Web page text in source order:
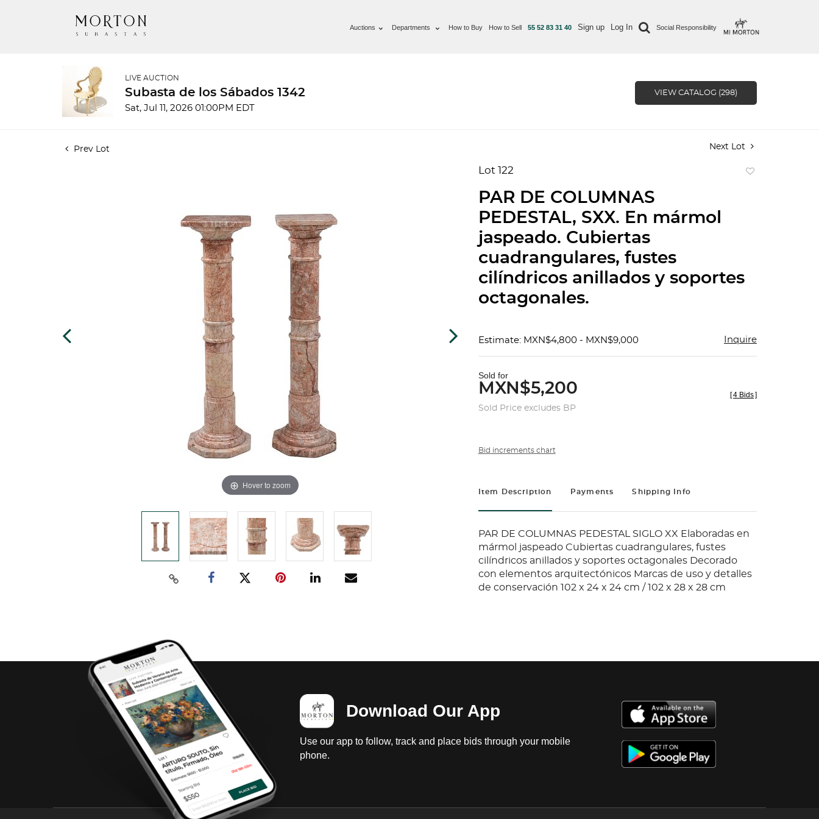
Auctions Departments How to Buy How to Sell 55 52 83 31 40 Sign up Log In Social Responsibility
LIVE AUCTION
Subasta de los Sábados 1342
Sat, Jul 11, 2026 01:00PM EDT
VIEW CATALOG (298)
Prev Lot Next Lot
Hover to zoom
Lot 122
PAR DE COLUMNAS
PEDESTAL, SXX. En mármol
jaspeado. Cubiertas
cuadrangulares, fustes
cilíndricos anillados y soportes
octagonales.
Estimate: MXN$4,800 - MXN$9,000 Inquire
Sold for
MXN$5,200
Sold Price excludes BP
[4 Bids]
Bid increments chart
Item Description Payments Shipping Info
PAR DE COLUMNAS PEDESTAL SIGLO XX Elaboradas en
mármol jaspeado Cubiertas cuadrangulares, fustes
cilíndricos anillados y soportes octagonales Decorado
con elementos arquitectónicos Marcas de uso y detalles
de conservación 102 x 24 x 24 cm / 102 x 28 x 28 cm
Download Our App
Use our app to follow, track and place bids through your mobile
phone.